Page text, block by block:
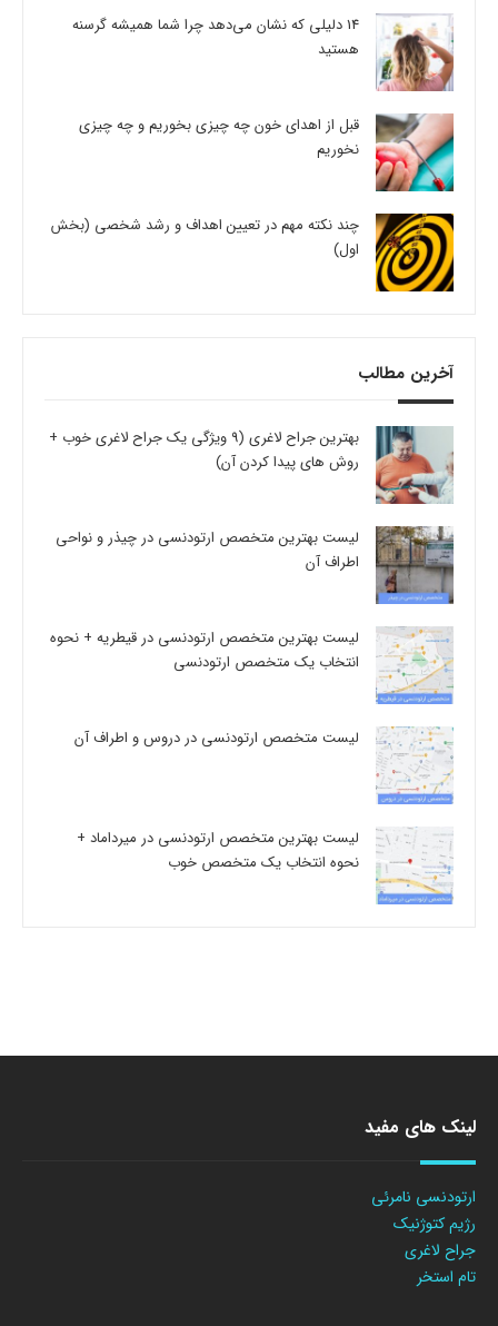
14 دلیلی که نشان می‌دهد چرا شما همیشه گرسنه
هستید
قبل از اهدای خون چه چیزی بخوریم و چه چیزی
نخوریم
چند نکته مهم در تعیین اهداف و رشد شخصی (بخش
اول)
آخرین مطالب
بهترین جراح لاغری (9 ویژگی یک جراح لاغری خوب +
روش های پیدا کردن آن)
لیست بهترین متخصص ارتودنسی در چیذر و نواحی
اطراف آن
لیست بهترین متخصص ارتودنسی در قیطریه + نحوه
انتخاب یک متخصص ارتودنسی
لیست متخصص ارتودنسی در دروس و اطراف آن
لیست بهترین متخصص ارتودنسی در میرداماد +
نحوه انتخاب یک متخصص خوب
لینک های مفید
ارتودنسی نامرئی
رژیم کتوژنیک
جراح لاغری
تام استخر